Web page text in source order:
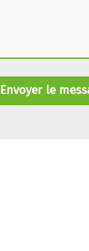
Envoyer le